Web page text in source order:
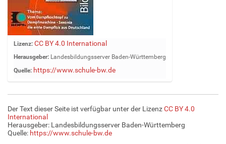
Z
e
g
e
B
l
d
i
Lizenz: CC BY 4.0 International
Herausgeber: Landesbildungsserver Baden-Württemberg
Quelle: https://www.schule-bw.de
Der Text dieser Seite ist verfügbar unter der LizenzCC BY 4.0
International
Herausgeber: Landesbildungsserver Baden-Württemberg
Quelle: https://www.schule-bw.de